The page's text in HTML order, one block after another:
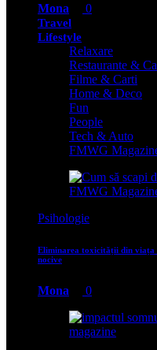
Mona 0
Travel
Lifestyle
Relaxare
Restaurante &
Filme & Carti
Home & Deco
Fun
People
Tech & Auto
FMWG
Psihologie
Eliminarea toxicității din viața
nocive
Mona 0